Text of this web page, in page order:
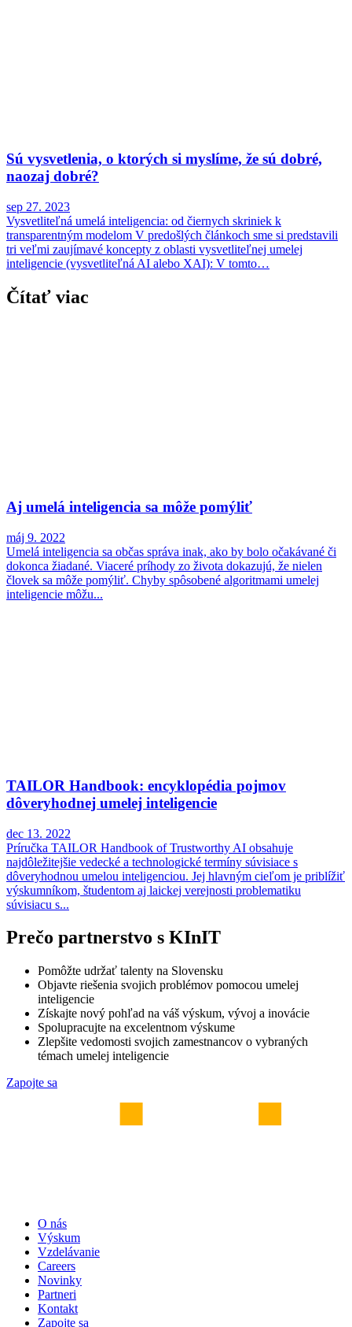
Sú vysvetlenia, o ktorých si myslíme, že sú dobré,
naozaj dobré?
sep 27. 2023
Vysvetliteľná umelá inteligencia: od čiernych skriniek k
transparentným modelom V predošlých článkoch sme si predstavili
tri veľmi zaujímavé koncepty z oblasti vysvetliteľnej umelej
inteligencie (vysvetliteľná AI alebo XAI): V tomto…
Čítať viac
Aj umelá inteligencia sa môže pomýliť
máj 9. 2022
Umelá inteligencia sa občas správa inak, ako by bolo očakávané či
dokonca žiadané. Viaceré príhody zo života dokazujú, že nielen
človek sa môže pomýliť. Chyby spôsobené algoritmami umelej
inteligencie môžu...
TAILOR Handbook: encyklopédia pojmov
dôveryhodnej umelej inteligencie
dec 13. 2022
Príručka TAILOR Handbook of Trustworthy AI obsahuje
najdôležitejšie vedecké a technologické termíny súvisiace s
dôveryhodnou umelou inteligenciou. Jej hlavným cieľom je priblížiť
výskumníkom, študentom aj laickej verejnosti problematiku
súvisiacu s...
Prečo partnerstvo s KInIT
Pomôžte udržať talenty na Slovensku
Objavte riešenia svojich problémov pomocou umelej
inteligencie
Získajte nový pohľad na váš výskum, vývoj a inovácie
Spolupracujte na excelentnom výskume
Zlepšite vedomosti svojich zamestnancov o vybraných
témach umelej inteligencie
Zapojte sa
O nás
Výskum
Vzdelávanie
Careers
Novinky
Partneri
Kontakt
Zapojte sa